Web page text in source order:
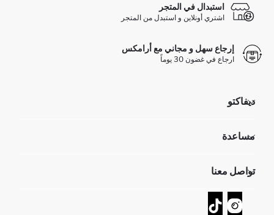
استبدال في المتجر
اشتري أونلاين و استبدل من المتجر
إرجاع سهل و مجاني مع أرامكس
ارجاع في غضون 30 يوماً
ديفاكتو
تعرف علينا
GIFT CLUB
مساعدة
عمليات الارجاع و الاستبدال السهلة
تتبع الشحنة
كيف يمكنك التسوق في ديفاكتو ؟
تواصل معنا
نموذج الاتصال
خدمة العملاء